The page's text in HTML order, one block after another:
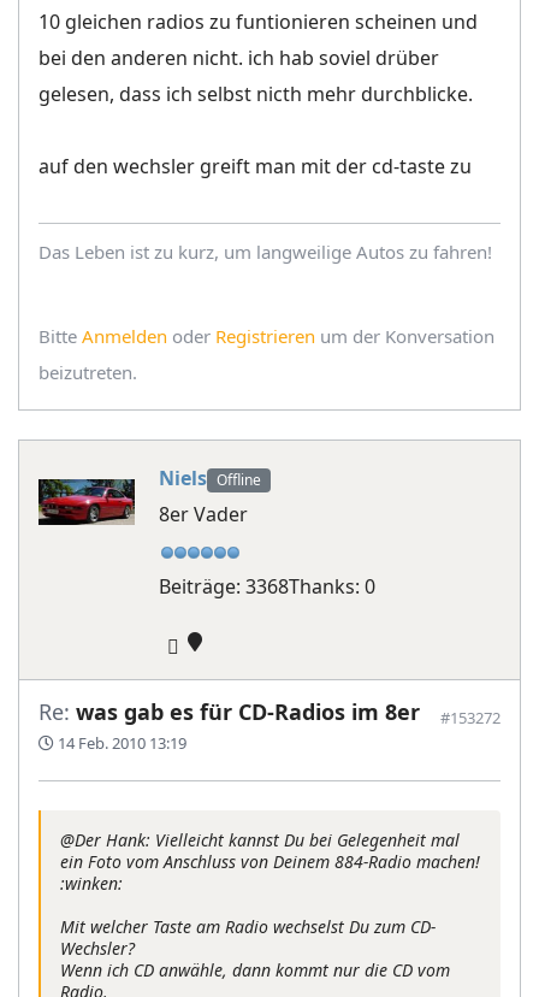
10 gleichen radios zu funtionieren scheinen und
bei den anderen nicht. ich hab soviel drüber
gelesen, dass ich selbst nicth mehr durchblicke.
auf den wechsler greift man mit der cd-taste zu
Das Leben ist zu kurz, um langweilige Autos zu fahren!
Bitte Anmelden oder Registrieren um der Konversation
beizutreten.
Niels Offline
8er Vader
Beiträge: 3368Thanks: 0
Re: was gab es für CD-Radios im 8er
14 Feb. 2010 13:19
#153272
@Der Hank: Vielleicht kannst Du bei Gelegenheit mal
ein Foto vom Anschluss von Deinem 884-Radio machen!
:winken:
Mit welcher Taste am Radio wechselst Du zum CD-
Wechsler?
Wenn ich CD anwähle, dann kommt nur die CD vom
Radio.